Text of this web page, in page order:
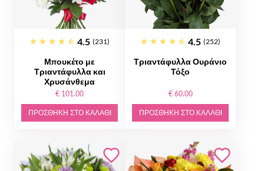
4.5 (231)
Μπουκέτο με
Τριαντάφυλλα και
Χρυσάνθεμα
€ 101.00
ΠΡΟΣΘΉΚΗ ΣΤΟ ΚΑΛΆΘΙ
4.5 (252)
Τριαντάφυλλα Ουράνιο
Τόξο
€ 60.00
ΠΡΟΣΘΉΚΗ ΣΤΟ ΚΑΛΆΘΙ